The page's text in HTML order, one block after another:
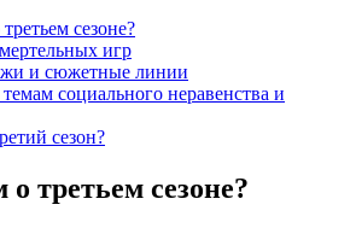
сезоне?
игр
и сюжетные линии
социального неравенства и
сезон?
третьем сезоне?